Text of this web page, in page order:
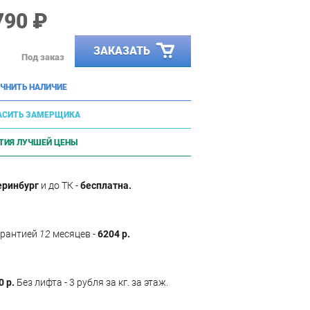
₽
Под заказ ЗАКАЗАТЬ
НАЛИЧИЕ
ЗАМЕРЩИКА
ЛУЧШЕЙ ЦЕНЫ
и до ТК -бесплатна.
12 месяцев -6204 р.
р. Без лифта - 3 рубля за кг. за этаж.